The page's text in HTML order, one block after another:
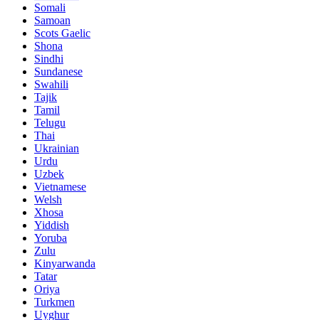
Somali
Samoan
Scots Gaelic
Shona
Sindhi
Sundanese
Swahili
Tajik
Tamil
Telugu
Thai
Ukrainian
Urdu
Uzbek
Vietnamese
Welsh
Xhosa
Yiddish
Yoruba
Zulu
Kinyarwanda
Tatar
Oriya
Turkmen
Uyghur